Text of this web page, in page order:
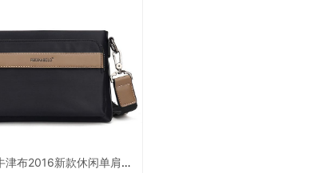
津布2016新款休闲单肩斜